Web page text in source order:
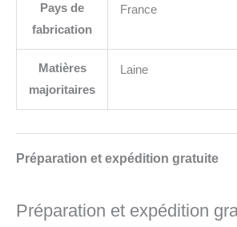
Pays de
fabrication
France
Matières
majoritaires
Laine
Préparation et expédition gratuite
Préparation et expédition